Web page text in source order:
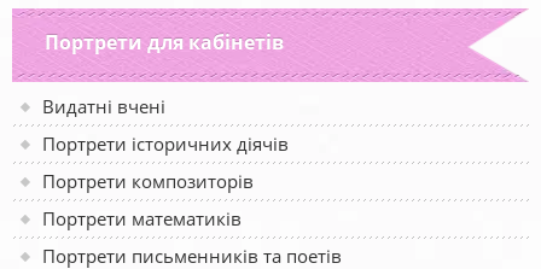
Портрети для кабінетів
Видатні вчені
Портрети історичних діячів
Портрети композиторів
Портрети математиків
Портрети письменників та поетів